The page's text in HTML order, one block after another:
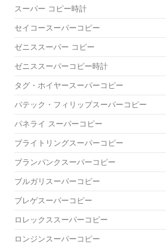
スーパー コピー時計
セイコースーパーコピー
ゼニススーパー コピー
ゼニススーパーコピー時計
タグ・ホイヤースーパーコピー
パテック・フィリップスーパーコピー
パネライ スーパーコピー
ブライトリングスーパーコピー
ブランパンクスーパーコピー
ブルガリスーパーコピー
ブレゲスーパーコピー
ロレックススーパーコピー
ロンジンスーパーコピー